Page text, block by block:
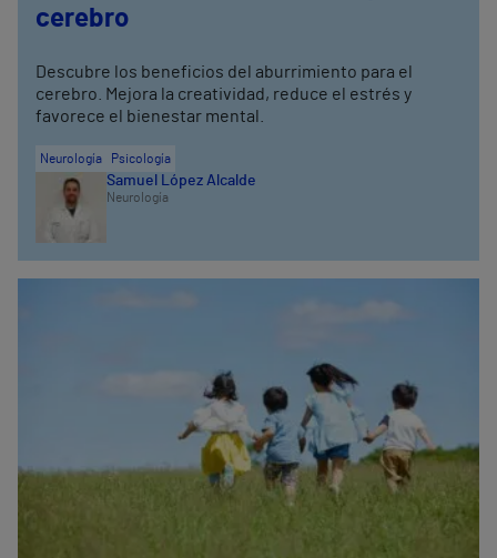
cerebro
Descubre los beneficios del aburrimiento para el
cerebro. Mejora la creatividad, reduce el estrés y
favorece el bienestar mental.
Neurología Psicología
Samuel López Alcalde
Neurología